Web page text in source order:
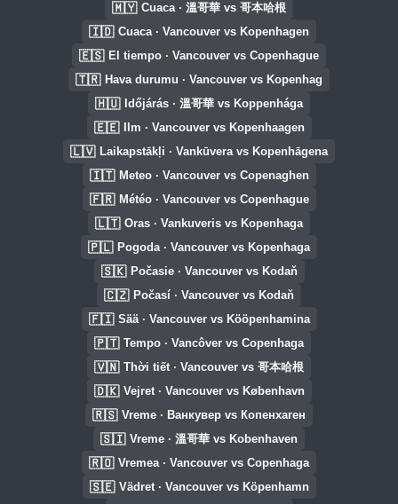
🇲🇾 Cuaca · 溫哥華 vs 哥本哈根
🇮🇩 Cuaca · Vancouver vs Kopenhagen
🇪🇸 El tiempo · Vancouver vs Copenhague
🇹🇷 Hava durumu · Vancouver vs Kopenhag
🇭🇺 Időjárás · 溫哥華 vs Koppenhága
🇪🇪 Ilm · Vancouver vs Kopenhaagen
🇱🇻 Laikapstākļi · Vankūvera vs Kopenhāgena
🇮🇹 Meteo · Vancouver vs Copenaghen
🇫🇷 Météo · Vancouver vs Copenhague
🇱🇹 Oras · Vankuveris vs Kopenhaga
🇵🇱 Pogoda · Vancouver vs Kopenhaga
🇸🇰 Počasie · Vancouver vs Kodaň
🇨🇿 Počasí · Vancouver vs Kodaň
🇫🇮 Sää · Vancouver vs Kööpenhamina
🇵🇹 Tempo · Vancôver vs Copenhaga
🇻🇳 Thời tiết · Vancouver vs 哥本哈根
🇩🇰 Vejret · Vancouver vs København
🇷🇸 Vreme · Ванкувер vs Копенхаген
🇸🇮 Vreme · 溫哥華 vs Kobenhaven
🇷🇴 Vremea · Vancouver vs Copenhaga
🇸🇪 Vädret · Vancouver vs Köpenhamn